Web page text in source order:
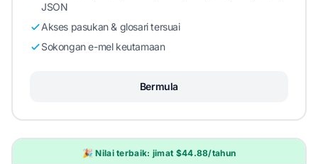
JSON
Akses pasukan & glosari tersuai
Sokongan e-mel keutamaan
Bermula
🎉 Nilai terbaik: jimat $44.88/tahun